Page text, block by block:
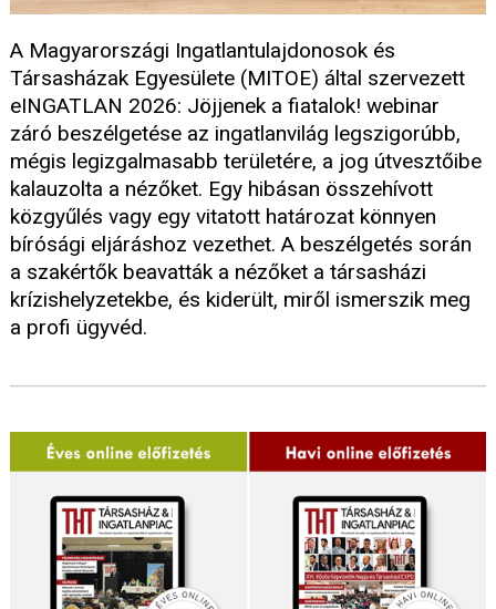
A Magyarországi Ingatlantulajdonosok és
Társasházak Egyesülete (MITOE) által szervezett
eINGATLAN 2026: Jöjjenek a fiatalok! webinar
záró beszélgetése az ingatlanvilág legszigorúbb,
mégis legizgalmasabb területére, a jog útvesztőibe
kalauzolta a nézőket. Egy hibásan összehívott
közgyűlés vagy egy vitatott határozat könnyen
bírósági eljáráshoz vezethet. A beszélgetés során
a szakértők beavatták a nézőket a társasházi
krízishelyzetekbe, és kiderült, miről ismerszik meg
a profi ügyvéd.